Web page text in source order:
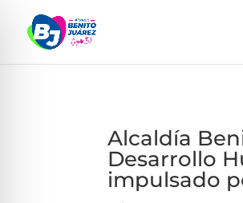
Alcaldía
Desarrollo
impulsado